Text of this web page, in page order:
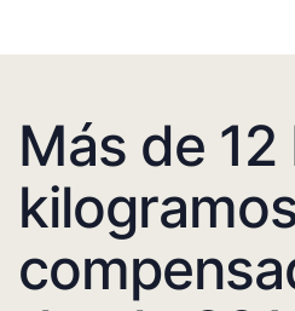
Más de